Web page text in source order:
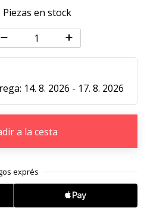
Piezas en stock
14. 8. 2026 - 17. 8. 2026
a la cesta